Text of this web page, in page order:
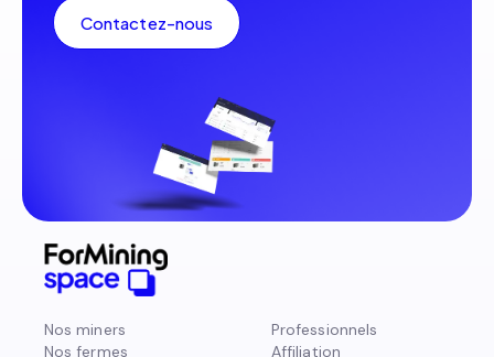
Contactez-nous
Nos miners
Nos fermes
Professionnels
Affiliation